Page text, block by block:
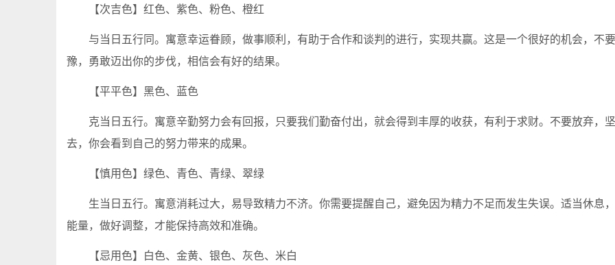
【次吉色】红色、紫色、粉色、橙红
与当日五行同。寓意幸运眷顾，做事顺利，有助于合作和谈判的进行，实现共赢。这是一个很好的机会，不
豫，勇敢迈出你的步伐，相信会有好的结果。
【平平色】黑色、蓝色
克当日五行。寓意辛勤努力会有回报，只要我们勤奋付出，就会得到丰厚的收获，有利于求财。不要放弃，
去，你会看到自己的努力带来的成果。
【慎用色】绿色、青色、青绿、翠绿
生当日五行。寓意消耗过大，易导致精力不济。你需要提醒自己，避免因为精力不足而发生失误。适当休息
能量，做好调整，才能保持高效和准确。
【忌用色】白色、金黄、银色、灰色、米白